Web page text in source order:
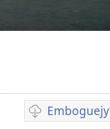
Emboguejy
Opsión